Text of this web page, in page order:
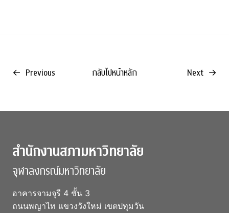
← Previous กลับไปหน้าหลัก Next →
สำนักงานสภามหาวิทยาลัย
จุฬาลงกรณ์มหาวิทยาลัย
อาคารจามจุรี 4 ชั้น 3
ถนนพญาไท แขวงวังใหม่ เขตปทุมวัน